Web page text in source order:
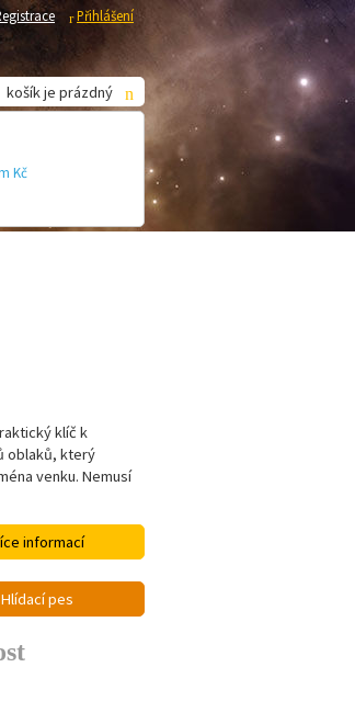
Přihlášení
košík je prázdný
KčE-SHOP
klíč k
oblaků, který
venku. Nemusí
informací
Hlídací pes